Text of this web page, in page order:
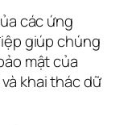
các ứng
giúp chúng
mật của
khai thác dữ